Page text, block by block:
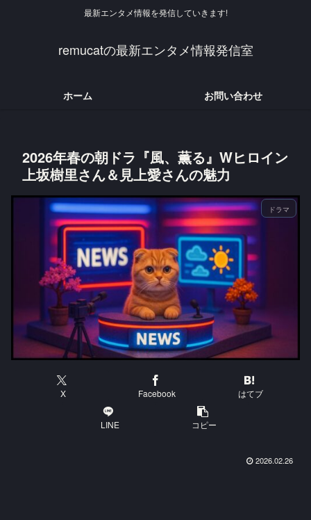
最新エンタメ情報を発信していきます!
remucatの最新エンタメ情報発信室
ホーム お問い合わせ
2026年春の朝ドラ『風、薫る』Wヒロイン
上坂樹里さん＆見上愛さんの魅力
ドラマ
X Facebook はてブ
LINE コピー
2026.02.26